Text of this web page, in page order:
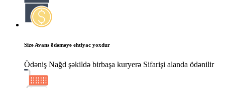
Sizə Avans ödəməyə ehtiyac yoxdur
Ödəniş Nağd şəkildə birbaşa kuryerə Sifarişi alanda ödənilir